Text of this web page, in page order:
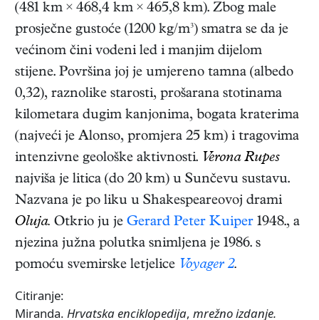
(481 km × 468,4 km × 465,8 km). Zbog male
prosječne gustoće (1200 kg/m³) smatra se da je
većinom čini vodeni led i manjim dijelom
stijene. Površina joj je umjereno tamna (albedo
0,32), raznolike starosti, prošarana stotinama
kilometara dugim kanjonima, bogata kraterima
(najveći je Alonso, promjera 25 km) i tragovima
intenzivne geološke aktivnosti. Verona Rupes
najviša je litica (do 20 km) u Sunčevu sustavu.
Nazvana je po liku u Shakespeareovoj drami
Oluja. Otkrio ju je Gerard Peter Kuiper 1948., a
njezina južna polutka snimljena je 1986. s
pomoću svemirske letjelice Voyager 2.
Citiranje:
Miranda. Hrvatska enciklopedija, mrežno izdanje.